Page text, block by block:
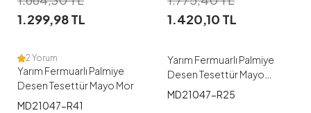
1.299,98TL
1.420,10 TL
38 40 42
48
2 Yorum
Yarım Fermuarlı Palmiye
Desen Tesettür Mayo Mor
MD21047-R41
38 40 42
48
Yarım Fermuarlı Palmiye
Desen Tesettür Mayo
Kahve
MD21047-R25